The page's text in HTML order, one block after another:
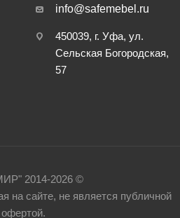
info@safemebel.ru
450039, г. Уфа, ул.
Сельская Богородская,
57
2014-2026 ©
на сайте, не является публичной
офертой.